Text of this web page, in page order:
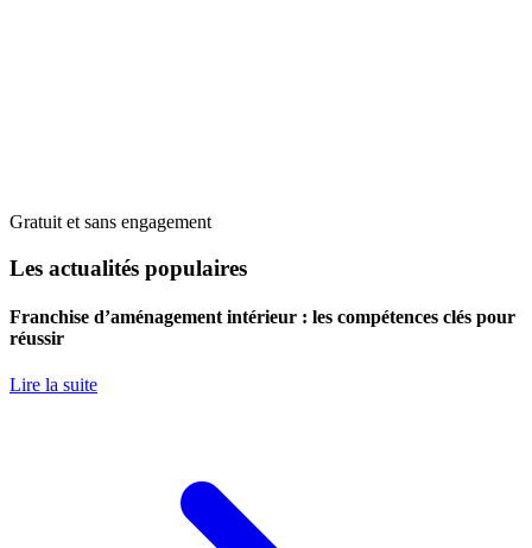
Gratuit et sans engagement
Les actualités populaires
Franchise d’aménagement intérieur : les compétences clés pour
réussir
Lire la suite